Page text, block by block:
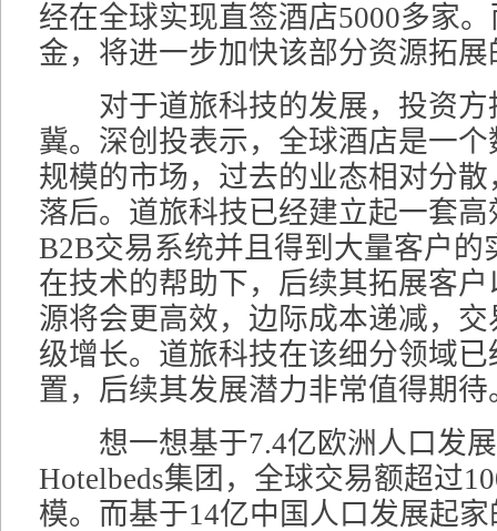
经在全球实现直签酒店5000多家
金，将进一步加快该部分资源拓展
对于道旅科技的发展，投资方
冀。深创投表示，全球酒店是一
规模的市场，过去的业态相对分
落后。道旅科技已经建立起一套
B2B交易系统并且得到大量客户的
在技术的帮助下，后续其拓展客
源将会更高效，边际成本递减，
级增长。道旅科技在该细分领域
置，后续其发展潜力非常值得期待
想一想基于7.4亿欧洲人口发
Hotelbeds集团，全球交易额超过
模。而基于14亿中国人口发展起